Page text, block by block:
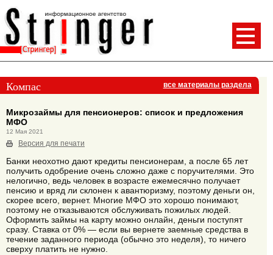
Компас все материалы раздела
Микрозаймы для пенсионеров: список и предложения
МФО
12 Мая 2021
Версия для печати
Банки неохотно дают кредиты пенсионерам, а после 65 лет
получить одобрение очень сложно даже с поручителями. Это
нелогично, ведь человек в возрасте ежемесячно получает
пенсию и вряд ли склонен к авантюризму, поэтому деньги он,
скорее всего, вернет. Многие МФО это хорошо понимают,
поэтому не отказываются обслуживать пожилых людей.
Оформить займы на карту можно онлайн, деньги поступят
сразу. Ставка от 0% — если вы вернете заемные средства в
течение заданного периода (обычно это неделя), то ничего
сверху платить не нужно.